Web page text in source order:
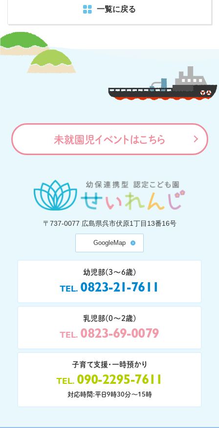
一覧に戻る
未就園児イベントはこちら
〒737-0077 広島県呉市伏原1丁目13番16号
GoogleMap
幼児部(3〜6歳)
TEL 0823-21-7611
乳児部(0〜2歳)
TEL 0823-69-0079
子育て支援・一時預かり
TEL 090-2295-7611
対応時間:平日9時30分〜15時